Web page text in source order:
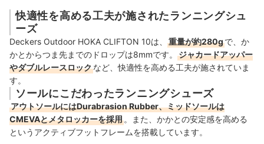
快適性を高める工夫が施されたランニングシュ
ーズ
Deckers Outdoor HOKA CLIFTON 10は、 重量が約280gで、か
かとからつま先までのドロップは8mmです。
ジャカードアッパー
やダブルレースロックなど、快適性を高める工夫が施されていま
す。
ソールにこだわったランニングシューズ
アウトソールにはDurabrasion Rubber、ミッドソールは
CMEVAとメタロッカーを採用 。また、かかとの安定感を高める
というアクティブフットフレームを搭載しています。